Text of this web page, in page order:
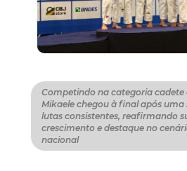
Competindo na categoria cadete
Mikaele chegou à final após uma
lutas consistentes, reafirmando
crescimento e destaque no
nacional